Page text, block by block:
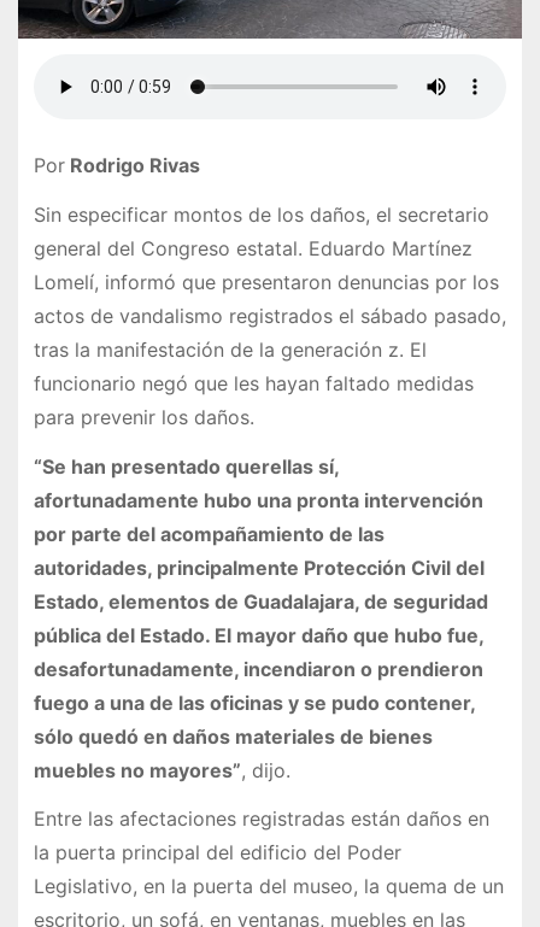
PorRodrigo Rivas
Sin especificar montos de los daños, el secretario
general del Congreso estatal. Eduardo Martínez
Lomelí, informó que presentaron denuncias por los
actos de vandalismo registrados el sábado pasado,
tras la manifestación de la generación z. El
funcionario negó que les hayan faltado medidas
para prevenir los daños.
“Se han presentado querellas sí,
afortunadamente hubo una pronta intervención
por parte del acompañamiento de las
autoridades, principalmente Protección Civil del
Estado, elementos de Guadalajara, de seguridad
pública del Estado. El mayor daño que hubo fue,
desafortunadamente, incendiaron o prendieron
fuego a una de las oficinas y se pudo contener,
sólo quedó en daños materiales de bienes
muebles no mayores”, dijo.
Entre las afectaciones registradas están daños en
la puerta principal del edificio del Poder
Legislativo, en la puerta del museo, la quema de un
escritorio, un sofá, en ventanas, muebles en las